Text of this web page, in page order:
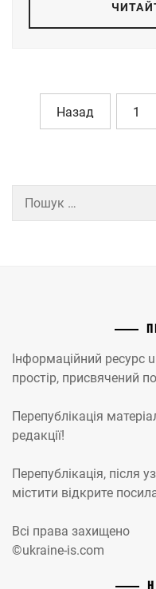
Назад 1
Інформаційний ресурс
простір, присвячений
Перепублікація
редакції!
Перепублікація, після
містити відкрите
Всі права захищено
©ukraine-is.com